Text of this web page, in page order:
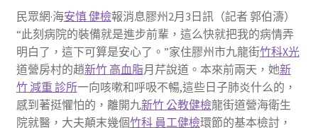
民眾網·海安慎 健檢報消息膠州2月3日訊（記者 郭伯濤）
“此刻病院的裝備就是進步前輩，這么快就把我的病情弄
明白了，這下可算是安心了。”家住膠州市九龍街竹科X光
道營房村的趙新竹 高血脂月芹說道。本來前兩天，她新
竹 減重 診所一向咳嗽和呼吸不暢,這些日子肺炎什么的，
感到著挺懼怕的，離開九新竹 公教健檢龍街道營海衛生
院就醫，大夫顛末幾個竹科 員工健檢環節的基本檢討，